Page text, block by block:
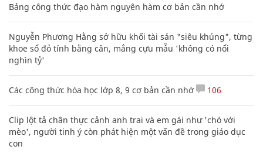
Bảng công thức đạo hàm nguyên hàm cơ bản cần nhớ
Nguyễn Phương Hằng sở hữu khối tài sản "siêu khủng", từng
khoe sổ đỏ tính bằng cân, mắng cựu mẫu 'không có nổi
nghìn tỷ'
Các công thức hóa học lớp 8, 9 cơ bản cần nhớ 106
Clip lột tả chân thực cảnh anh trai và em gái như 'chó với
mèo', người tinh ý còn phát hiện một vấn đề trong giáo dục
con